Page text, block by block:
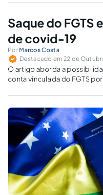
aplicação do índice da TR.
Saque do FGTS
de covid-19
Por Marcos Costa
Destacado em 22 de
O artigo aborda a
conta vinculada do FGTS
com base no Decreto